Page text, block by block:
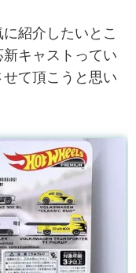
紹介したいとこ
キャストってい
て頂こうと思い